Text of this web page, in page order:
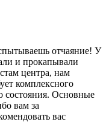
отчаяние! У
и прокапывали
центра, нам
комплексного
состояния. Основные
вам за
вас